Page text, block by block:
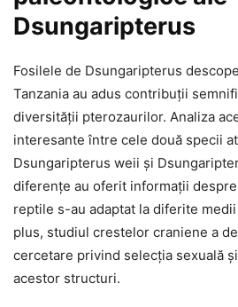
Dsungaripterus
Fosilele de Dsungaripterus
Tanzania au adus contribuții
diversității pterozaurilor. Analiza
interesante între cele două specii
Dsungaripterus weii și
diferențe au oferit informații
reptile s-au adaptat la diferite
plus, studiul crestelor craniene a
cercetare privind selecția sexuală
acestor structuri.